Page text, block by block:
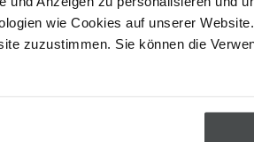
wie Cookies auf unserer
zuzustimmen. Sie können die